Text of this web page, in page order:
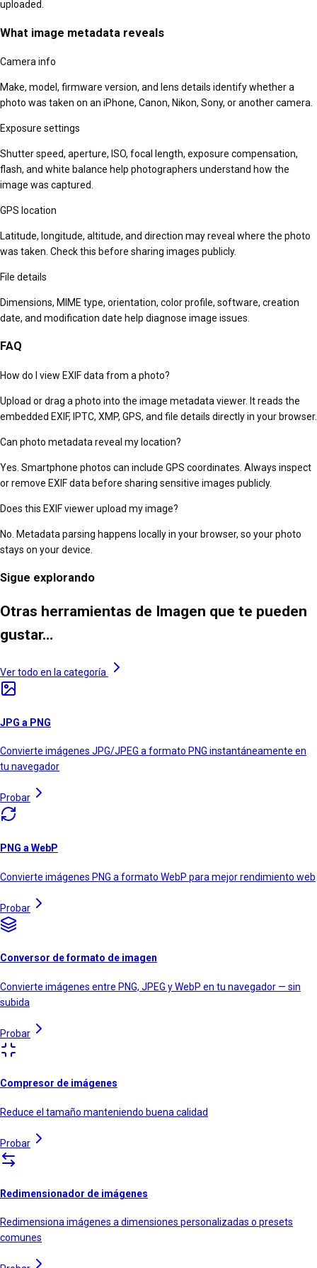
uploaded.
What image metadata reveals
Camera info
Make, model, firmware version, and lens details identify whether a
photo was taken on an iPhone, Canon, Nikon, Sony, or another camera.
Exposure settings
Shutter speed, aperture, ISO, focal length, exposure compensation,
flash, and white balance help photographers understand how the
image was captured.
GPS location
Latitude, longitude, altitude, and direction may reveal where the photo
was taken. Check this before sharing images publicly.
File details
Dimensions, MIME type, orientation, color profile, software, creation
date, and modification date help diagnose image issues.
FAQ
How do I view EXIF data from a photo?
Upload or drag a photo into the image metadata viewer. It reads the
embedded EXIF, IPTC, XMP, GPS, and file details directly in your browser.
Can photo metadata reveal my location?
Yes. Smartphone photos can include GPS coordinates. Always inspect
or remove EXIF data before sharing sensitive images publicly.
Does this EXIF viewer upload my image?
No. Metadata parsing happens locally in your browser, so your photo
stays on your device.
Sigue explorando
Otras herramientas de Imagen que te pueden
gustar…
Ver todo en la categoría
JPG a PNG
Convierte imágenes JPG/JPEG a formato PNG instantáneamente en
tu navegador
Probar
PNG a WebP
Convierte imágenes PNG a formato WebP para mejor rendimiento web
Probar
Conversor de formato de imagen
Convierte imágenes entre PNG, JPEG y WebP en tu navegador — sin
subida
Probar
Compresor de imágenes
Reduce el tamaño manteniendo buena calidad
Probar
Redimensionador de imágenes
Redimensiona imágenes a dimensiones personalizadas o presets
comunes